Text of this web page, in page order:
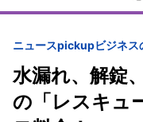
ニュースpickupビジネス
水漏れ、解錠
の「レスキュ